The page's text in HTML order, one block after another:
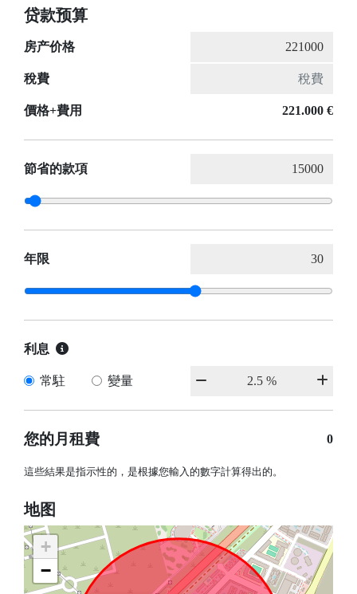
贷款预算
房产价格
稅費
價格+費用 221.000 €
節省的款項
年限
利息
常駐 變量
您的月租費 0
這些結果是指示性的，是根據您輸入的數字計算得出的。
地图
+
−